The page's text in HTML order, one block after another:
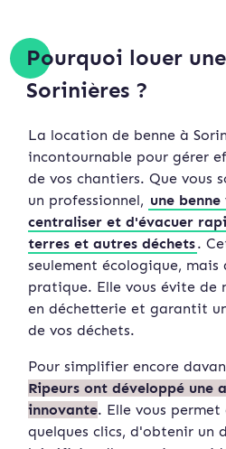
Pourquoi louer
Sorinières ?
La location de benne à
incontournable pour gérer
de vos chantiers. Que vous
un professionnel, une
centraliser et d'évacuer
terres et autres déchets.
seulement écologique, mais
pratique. Elle vous évite de
en déchetterie et garantit
de vos déchets.
Pour simplifier encore
Ripeurs ont développé une
innovante. Elle vous permet
quelques clics, d'obtenir un